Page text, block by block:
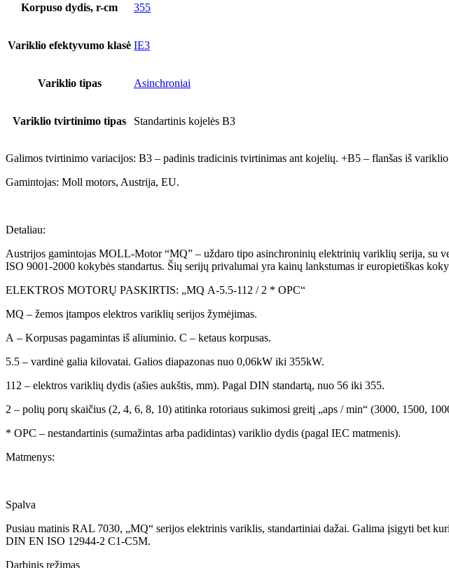
Korpuso dydis, r-cm 355
Variklio efektyvumo klasė IE3
Variklio tipas Asinchroniai
Variklio tvirtinimo tipas Standartinis kojelės B3
Galimos tvirtinimo variacijos: B3 – padinis tradicinis tvirtinimas ant kojelių. +B5 – flanšas iš
Gamintojas: Moll motors, Austrija, EU.
Detaliau:
Austrijos gamintojas MOLL-Motor “MQ” – uždaro tipo asinchroninių elektrinių variklių serija, su
ISO 9001-2000 kokybės standartus. Šių serijų privalumai yra kainų lankstumas ir europietiškas
ELEKTROS MOTORŲ PASKIRTIS: „MQ A-5.5-112 / 2 * OPC“
MQ – žemos įtampos elektros variklių serijos žymėjimas.
A – Korpusas pagamintas iš aliuminio. C – ketaus korpusas.
5.5 – vardinė galia kilovatai. Galios diapazonas nuo 0,06kW iki 355kW.
112 – elektros variklių dydis (ašies aukštis, mm). Pagal DIN standartą, nuo 56 iki 355.
2 – polių porų skaičius (2, 4, 6, 8, 10) atitinka rotoriaus sukimosi greitį „aps / min“ (3000, 1500,
* OPC – nestandartinis (sumažintas arba padidintas) variklio dydis (pagal IEC matmenis).
Matmenys:
Spalva
Pusiau matinis RAL 7030, „MQ“ serijos elektrinis variklis, standartiniai dažai. Galima įsigyti bet
DIN EN ISO 12944-2 C1-C5M.
Darbinis režimas